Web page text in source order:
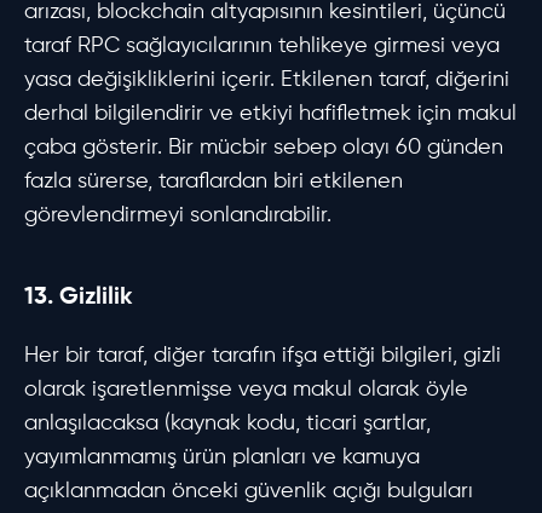
arızası, blockchain altyapısının kesintileri, üçüncü
taraf RPC sağlayıcılarının tehlikeye girmesi veya
yasa değişikliklerini içerir. Etkilenen taraf, diğerini
derhal bilgilendirir ve etkiyi hafifletmek için makul
çaba gösterir. Bir mücbir sebep olayı 60 günden
fazla sürerse, taraflardan biri etkilenen
görevlendirmeyi sonlandırabilir.
13. Gizlilik
Her bir taraf, diğer tarafın ifşa ettiği bilgileri, gizli
olarak işaretlenmişse veya makul olarak öyle
anlaşılacaksa (kaynak kodu, ticari şartlar,
yayımlanmamış ürün planları ve kamuya
açıklanmadan önceki güvenlik açığı bulguları